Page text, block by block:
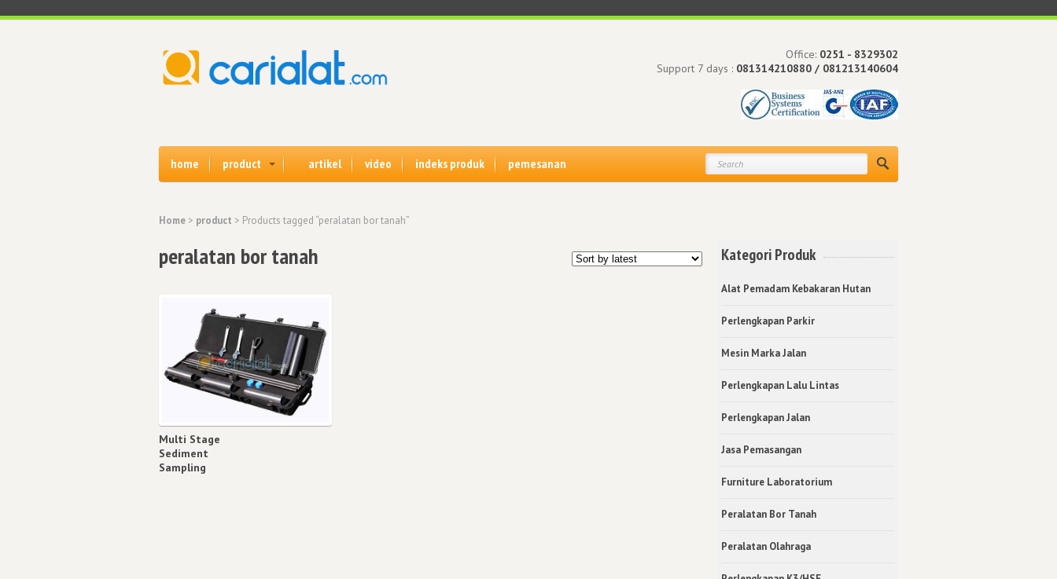
Office: 0251 - 8329302
Support 7 days : 081314210880 / 081213140604
home product artikel video indeks produk pemesanan
Home > product > Products tagged “peralatan bor tanah”
peralatan bor tanah
Multi Stage
Sediment
Sampling
Kategori Produk
Alat Pemadam Kebakaran Hutan
Perlengkapan Parkir
Mesin Marka Jalan
Perlengkapan Lalu Lintas
Perlengkapan Jalan
Jasa Pemasangan
Furniture Laboratorium
Peralatan Bor Tanah
Peralatan Olahraga